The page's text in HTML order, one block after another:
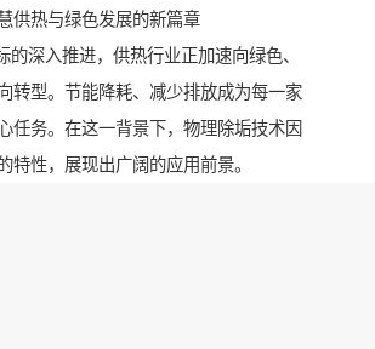
供热与绿色发展的新篇章
的深入推进，供热行业正加速向绿色、
转型。节能降耗、减少排放成为每一家
任务。在这一背景下，物理除垢技术因
特性，展现出广阔的应用前景。